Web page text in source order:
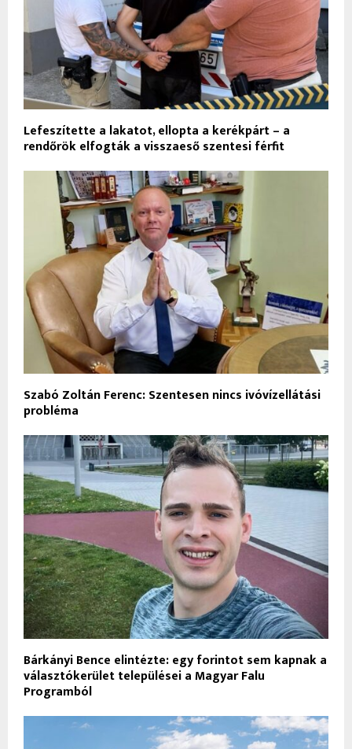
Lefeszítette a lakatot, ellopta a kerékpárt – a
rendőrök elfogták a visszaeső szentesi férfit
Szabó Zoltán Ferenc: Szentesen nincs ivóvízellátási
probléma
Bárkányi Bence elintézte: egy forintot sem kapnak a
választókerület települései a Magyar Falu
Programból